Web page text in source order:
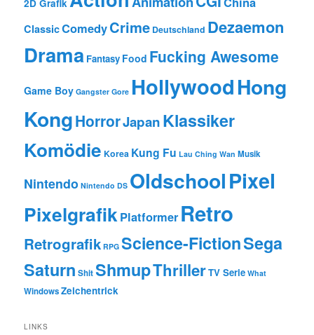
2D Grafik
ClassicComedyCrime Deutschland Dezaemon
Drama Fantasy Food Fucking Awesome
Game Boy Gangster Gore HollywoodHong
KongHorrorJapanKlassiker
Komödie Korea Kung Fu Lau Ching Wan Musik
Nintendo Nintendo DS OldschoolPixel
PixelgrafikPlatformer Retro
Retrografik RPG Science-FictionSega
Saturn ShitShmupThrillerTV Serie What
WindowsZeichentrick
LINKS